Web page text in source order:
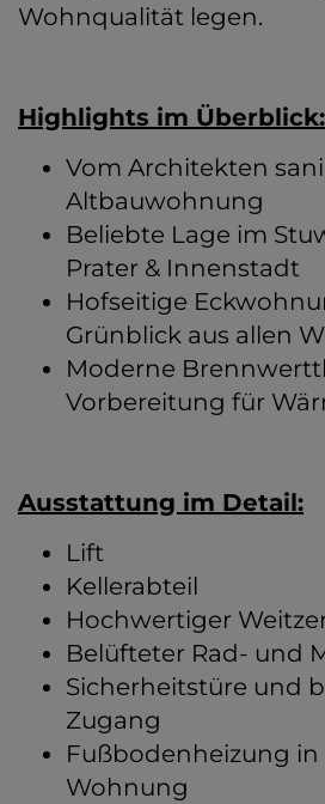
Wohnqualität legen.
Highlights im Überblick:
Vom Architekten
Altbauwohnung
Beliebte Lage im
Prater & Innenstadt
Hofseitige
Grünblick aus allen
Moderne
Vorbereitung für
Ausstattung im Detail:
Lift
Kellerabteil
Hochwertiger
Belüfteter Rad- und
Sicherheitstüre und
Zugang
Fußbodenheizung
Wohnung